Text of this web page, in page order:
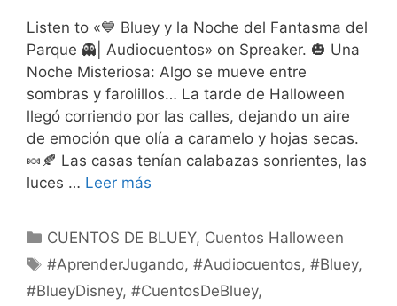
Listen to «💙 Bluey y la Noche del Fantasma del
Parque 👻| Audiocuentos» on Spreaker. 🎃 Una
Noche Misteriosa: Algo se mueve entre
sombras y farolillos… La tarde de Halloween
llegó corriendo por las calles, dejando un aire
de emoción que olía a caramelo y hojas secas.
🍬🍂 Las casas tenían calabazas sonrientes, las
luces … Leer más
Categorías
CUENTOS DE BLUEY, Cuentos Halloween
Etiquetas
#AprenderJugando,#Audiocuentos,#Bluey,
#BlueyDisney, #CuentosDeBluey,